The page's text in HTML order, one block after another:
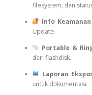
filesystem, dan
Info Keamanan
Update.
Portable &
dari flashdisk.
Laporan
untuk dokumentasi.